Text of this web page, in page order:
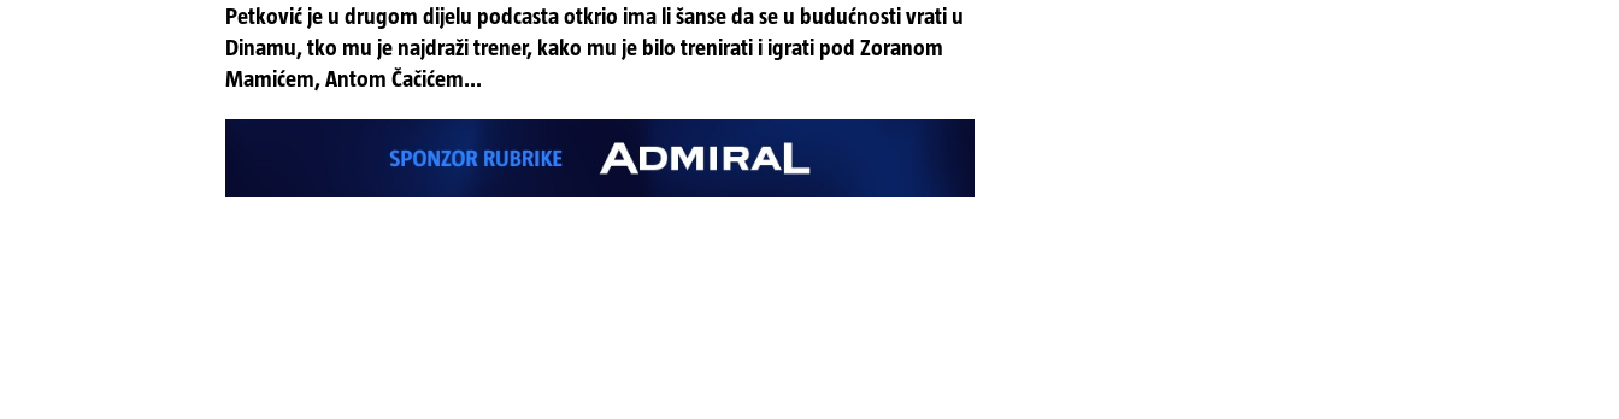
Petković je u drugom dijelu podcasta otkrio ima li šanse da se u budućnosti vrati u
Dinamu, tko mu je najdraži trener, kako mu je bilo trenirati i igrati pod Zoranom
Mamićem, Antom Čačićem...